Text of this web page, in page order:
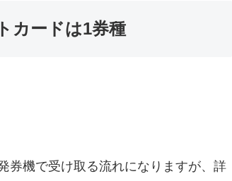
カードは1券種
券機で受け取る流れになりますが、詳